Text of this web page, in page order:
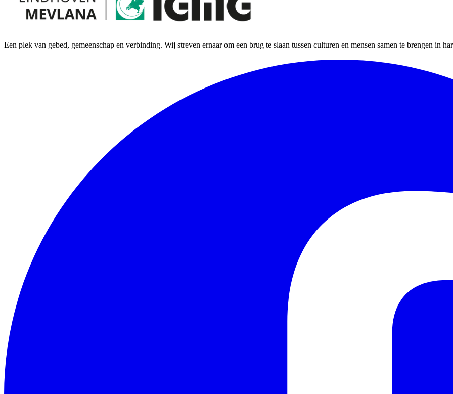
Een plek van gebed, gemeenschap en verbinding. Wij streven ernaar om een brug te slaan tussen culturen en mensen samen te brengen in